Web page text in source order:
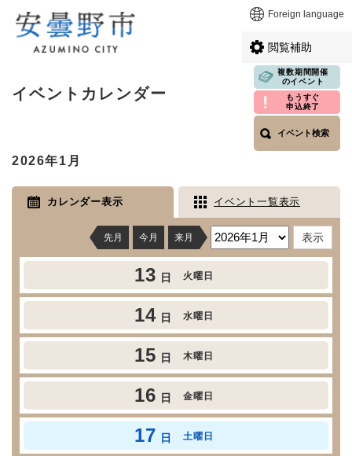
メニューを飛ばして本文へ Foreign language
閲覧補助
文
イベントカレンダー
複数期間開催
のイベント
もうすぐ
申込終了
イベント検索
2026年1月
カレンダー表示 イベント一覧表示
先月 今月 来月
13 日 火曜日
14 日 水曜日
15 日 木曜日
16 日 金曜日
17 日 土曜日